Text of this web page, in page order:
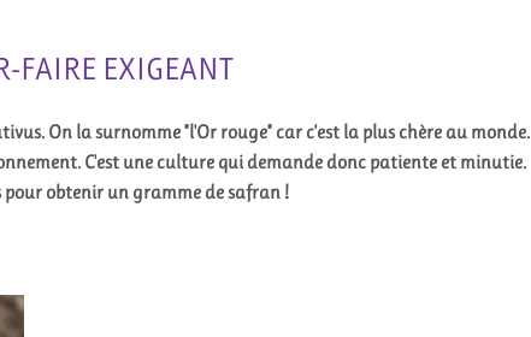
FAIRE EXIGEANT
On la surnomme "l'Or rouge" car c'est la plus chère au monde.
C'est une culture qui demande donc patiente et minutie.
obtenir un gramme de safran !